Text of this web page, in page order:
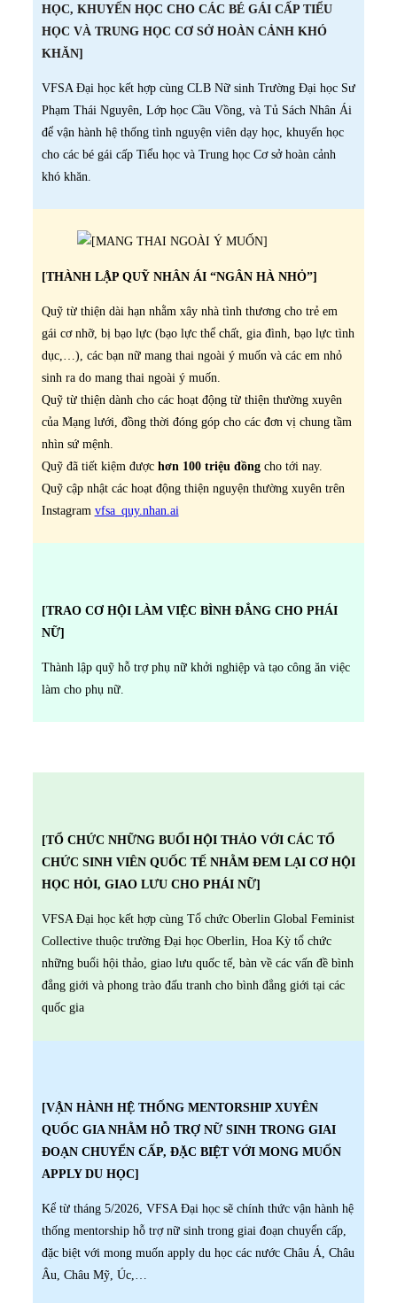
HỌC, KHUYẾN HỌC CHO CÁC BÉ GÁI CẤP TIỂU
HỌC VÀ TRUNG HỌC CƠ SỞ HOÀN CẢNH KHÓ
KHĂN]
VFSA Đại học kết hợp cùng CLB Nữ sinh Trường Đại học Sư
Phạm Thái Nguyên, Lớp học Cầu Vồng, và Tủ Sách Nhân Ái
để vận hành hệ thống tình nguyện viên dạy học, khuyến học
cho các bé gái cấp Tiểu học và Trung học Cơ sở hoàn cảnh
khó khăn.
[THÀNH LẬP QUỸ NHÂN ÁI “NGÂN HÀ NHỎ”]
Quỹ từ thiện dài hạn nhằm xây nhà tình thương cho trẻ em
gái cơ nhỡ, bị bạo lực (bạo lực thể chất, gia đình, bạo lực tình
dục,…), các bạn nữ mang thai ngoài ý muốn và các em nhỏ
sinh ra do mang thai ngoài ý muốn.
Quỹ từ thiện dành cho các hoạt động từ thiện thường xuyên
của Mạng lưới, đồng thời đóng góp cho các đơn vị chung tầm
nhìn sứ mệnh.
Quỹ đã tiết kiệm được hơn 100 triệu đồngcho tới nay.
Quỹ cập nhật các hoạt động thiện nguyện thường xuyên trên
Instagram vfsa_quy.nhan.ai
[TRAO CƠ HỘI LÀM VIỆC BÌNH ĐẲNG CHO PHÁI
NỮ]
Thành lập quỹ hỗ trợ phụ nữ khởi nghiệp và tạo công ăn việc
làm cho phụ nữ.
[TỔ CHỨC NHỮNG BUỔI HỘI THẢO VỚI CÁC TỔ
CHỨC SINH VIÊN QUỐC TẾ NHẰM ĐEM LẠI CƠ HỘI
HỌC HỎI, GIAO LƯU CHO PHÁI NỮ]
VFSA Đại học kết hợp cùng Tổ chức Oberlin Global Feminist
Collective thuộc trường Đại học Oberlin, Hoa Kỳ tổ chức
những buổi hội thảo, giao lưu quốc tế, bàn về các vấn đề bình
đẳng giới và phong trào đấu tranh cho bình đẳng giới tại các
quốc gia
[VẬN HÀNH HỆ THỐNG MENTORSHIP XUYÊN
QUỐC GIA NHẰM HỖ TRỢ NỮ SINH TRONG GIAI
ĐOẠN CHUYỂN CẤP, ĐẶC BIỆT VỚI MONG MUỐN
APPLY DU HỌC]
Kể từ tháng 5/2026, VFSA Đại học sẽ chính thức vận hành hệ
thống mentorship hỗ trợ nữ sinh trong giai đoạn chuyển cấp,
đặc biệt với mong muốn apply du học các nước Châu Á, Châu
Âu, Châu Mỹ, Úc,…